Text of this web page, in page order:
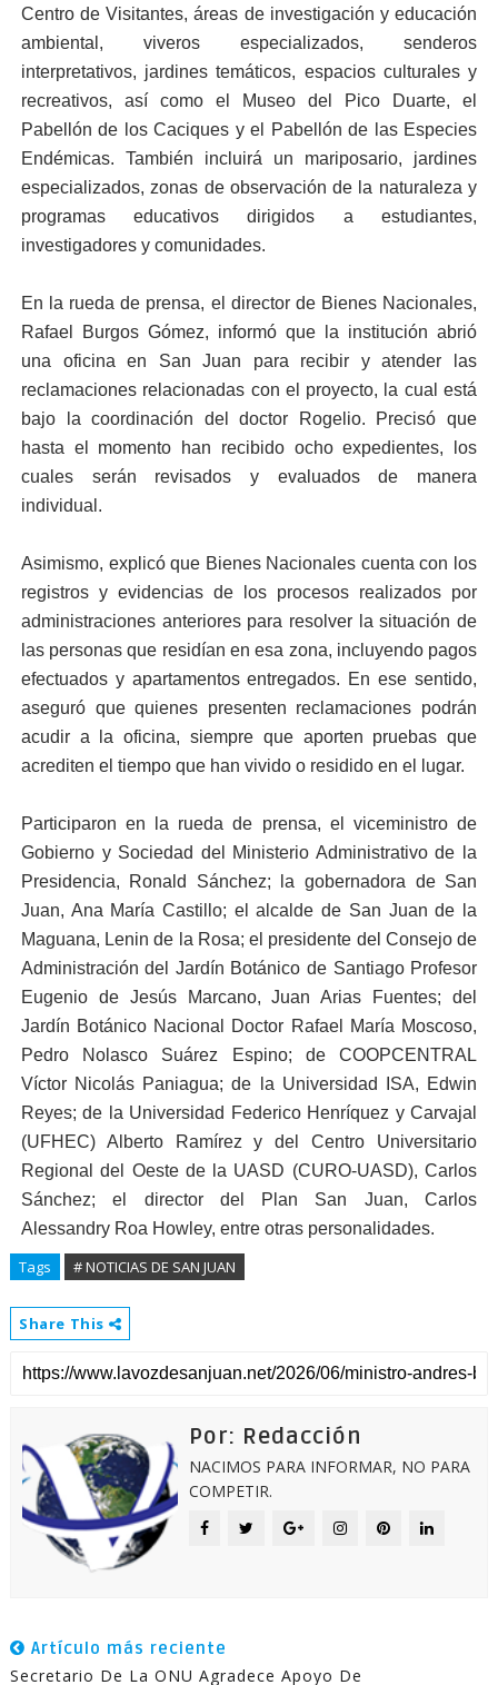
Centro de Visitantes, áreas de investigación y educación
ambiental, viveros especializados, senderos
interpretativos, jardines temáticos, espacios culturales y
recreativos, así como el Museo del Pico Duarte, el
Pabellón de los Caciques y el Pabellón de las Especies
Endémicas. También incluirá un mariposario, jardines
especializados, zonas de observación de la naturaleza y
programas educativos dirigidos a estudiantes,
investigadores y comunidades.
En la rueda de prensa, el director de Bienes Nacionales,
Rafael Burgos Gómez, informó que la institución abrió
una oficina en San Juan para recibir y atender las
reclamaciones relacionadas con el proyecto, la cual está
bajo la coordinación del doctor Rogelio. Precisó que
hasta el momento han recibido ocho expedientes, los
cuales serán revisados y evaluados de manera
individual.
Asimismo, explicó que Bienes Nacionales cuenta con los
registros y evidencias de los procesos realizados por
administraciones anteriores para resolver la situación de
las personas que residían en esa zona, incluyendo pagos
efectuados y apartamentos entregados. En ese sentido,
aseguró que quienes presenten reclamaciones podrán
acudir a la oficina, siempre que aporten pruebas que
acrediten el tiempo que han vivido o residido en el lugar.
Participaron en la rueda de prensa, el viceministro de
Gobierno y Sociedad del Ministerio Administrativo de la
Presidencia, Ronald Sánchez; la gobernadora de San
Juan, Ana María Castillo; el alcalde de San Juan de la
Maguana, Lenin de la Rosa; el presidente del Consejo de
Administración del Jardín Botánico de Santiago Profesor
Eugenio de Jesús Marcano, Juan Arias Fuentes; del
Jardín Botánico Nacional Doctor Rafael María Moscoso,
Pedro Nolasco Suárez Espino; de COOPCENTRAL
Víctor Nicolás Paniagua; de la Universidad ISA, Edwin
Reyes; de la Universidad Federico Henríquez y Carvajal
(UFHEC) Alberto Ramírez y del Centro Universitario
Regional del Oeste de la UASD (CURO-UASD), Carlos
Sánchez; el director del Plan San Juan, Carlos
Alessandry Roa Howley, entre otras personalidades.
Tags # NOTICIAS DE SAN JUAN
Share This
Por: Redacción
NACIMOS PARA INFORMAR, NO PARA
COMPETIR.
Artículo más reciente
Secretario De La ONU Agradece Apoyo De